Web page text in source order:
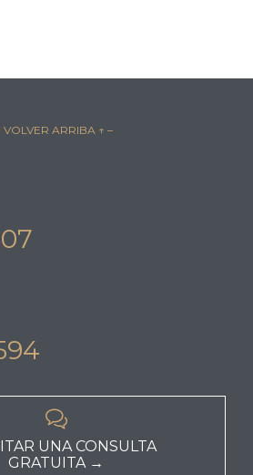
VOLVER ARRIBA ↑ –

UNA CONSULTA
GRATUITA →